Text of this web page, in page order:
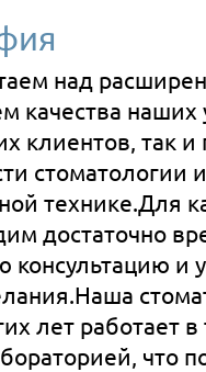
над
качества наших
клиентов, так
стоматологии
техникe.Для
достаточно
консультацию и
лет работает в
что